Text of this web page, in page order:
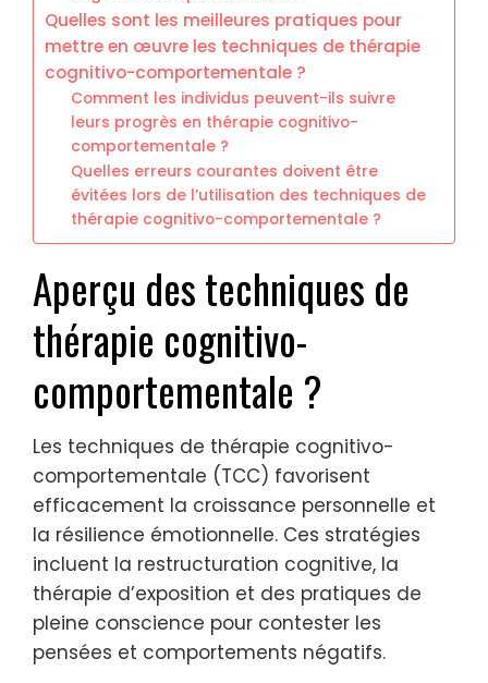
Quelles sont les meilleures pratiques pour
mettre en œuvre les techniques de thérapie
cognitivo-comportementale ?
Comment les individus peuvent-ils suivre
leurs progrès en thérapie cognitivo-
comportementale ?
Quelles erreurs courantes doivent être
évitées lors de l’utilisation des techniques de
thérapie cognitivo-comportementale ?
Aperçu des techniques de
thérapie cognitivo-
comportementale ?
Les techniques de thérapie cognitivo-
comportementale (TCC) favorisent
efficacement la croissance personnelle et
la résilience émotionnelle. Ces stratégies
incluent la restructuration cognitive, la
thérapie d’exposition et des pratiques de
pleine conscience pour contester les
pensées et comportements négatifs.